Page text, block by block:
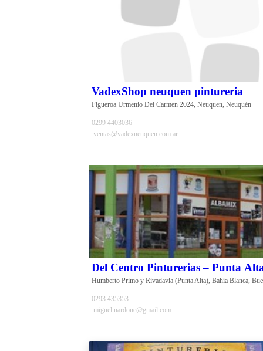
VadexShop neuquen pintureria
Figueroa Urmenio Del Carmen 2024, Neuquen, Neuquén
0299 4403036
ventas@vadexneuquen.com.ar
Del Centro Pinturerias – Punta
0293 435353
miguel.nardone@gmail.com